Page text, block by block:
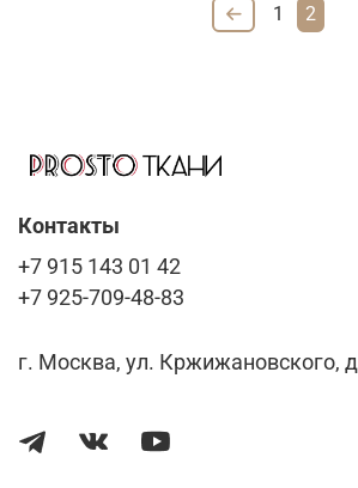
1 2
Контакты
+7 915 143 01 42
+7 925-709-48-83
г. Москва, ул. Кржижановского,